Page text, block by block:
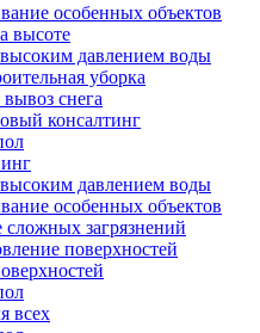
особенных объектов
высоте
давлением воды
уборка
снега
консалтинг
давлением воды
особенных объектов
сложных загрязнений
поверхностей
всех